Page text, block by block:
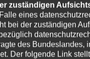
zuständigen
eines
bei der zuständigen
des Bundeslandes,
Der folgende Link